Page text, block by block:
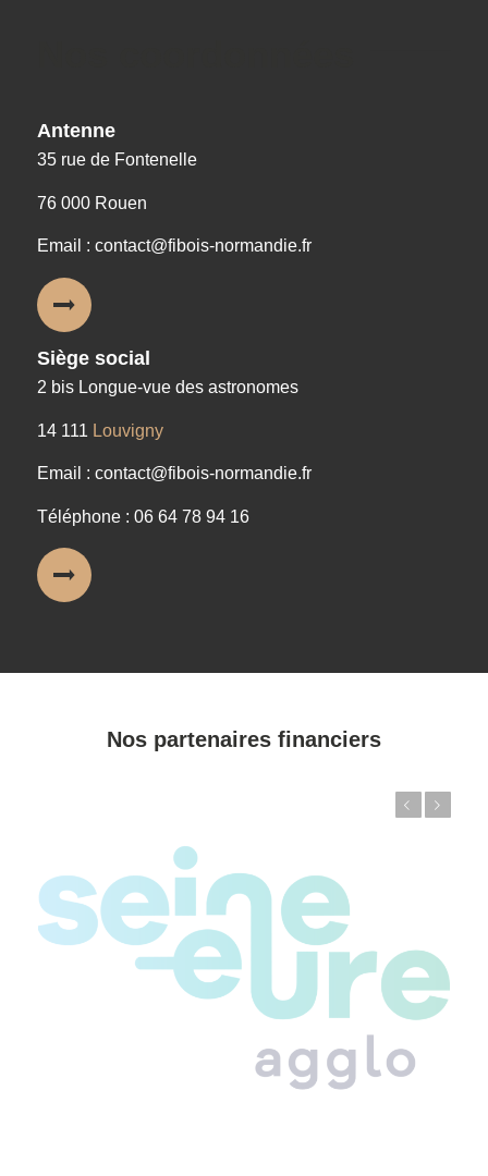
Antenne
35 rue de Fontenelle
76 000 Rouen
Email : contact@fibois-normandie.fr
Siège social
2 bis Longue-vue des astronomes
14 111 Louvigny
Email : contact@fibois-normandie.fr
Téléphone : 06 64 78 94 16
Nos partenaires financiers